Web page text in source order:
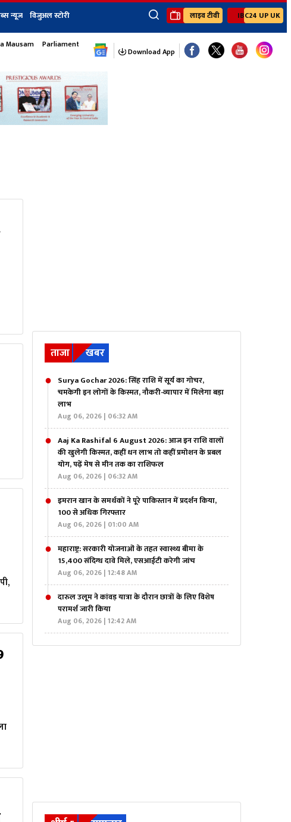
न्यूज विजुअल स्टोरी
×
खेल जॉब्स न्यूज Youtube Channels
लाइव टीवी IBC24 UP UK
Mausam Parliament Monsoon Session
Download App
ताजा खबर
Surya Gochar 2026: सिंह राशि में सूर्य का गोचर,
चमकेगी इन लोगों के किस्मत, नौकरी-व्यापार में मिलेगा बड़ा
लाभ
Aug 06, 2026 | 06:32 AM
Aaj Ka Rashifal 6 August 2026: आज इन राशि वालों
की खुलेगी किस्मत, कहीं धन लाभ तो कहीं प्रमोशन के प्रबल
योग, पढ़ें मेष से मीन तक का राशिफल
Aug 06, 2026 | 06:32 AM
इमरान खान के समर्थकों ने पूरे पाकिस्तान में प्रदर्शन किया,
100 से अधिक गिरफ्तार
Aug 06, 2026 | 01:00 AM
महाराष्ट्र: सरकारी योजनाओं के तहत स्वास्थ्य बीमा के
15,400 संदिग्ध दावे मिले, एसआईटी करेगी जांच
Aug 06, 2026 | 12:48 AM
दारुल उलूम ने कांवड़ यात्रा के दौरान छात्रों के लिए विशेष
परामर्श जारी किया
Aug 06, 2026 | 12:42 AM